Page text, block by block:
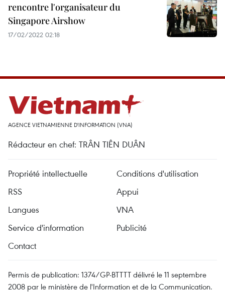
rencontre l'organisateur du
Singapore Airshow
17/02/2022 02:18
AGENCE VIETNAMIENNE D'INFORMATION (VNA)
Rédacteur en chef: TRÂN TIÊN DUÂN
Propriété intellectuelle
Conditions d'utilisation
RSS
Appui
Langues
VNA
Service d'information
Publicité
Contact
Permis de publication: 1374/GP-BTTTT délivré le 11 septembre
2008 par le ministère de l'Information et de la Communication.